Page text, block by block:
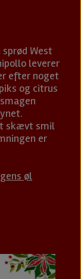
West
leverer
efter noget
og citrus
skævt smil
er
øl